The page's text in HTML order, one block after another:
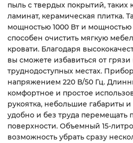
пыль с твердых покрытий, таких
ламинат, керамическая плитка.
мощностью 1000 Вт и мощностью
способен очистить мягкую
кровати. Благодаря
вы сможете избавиться от
труднодоступных местах.
напряжением 220 В/50 Гц.
комфортное и простое
рукоятка, небольшие габариты
удобно и без труда перемещать
поверхности. Объемный 15-
возможность убрать сразу